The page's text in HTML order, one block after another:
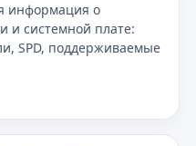
информация о
и системной плате:
SPD, поддерживаемые